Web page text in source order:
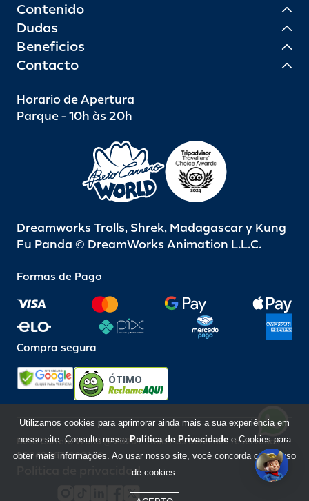
Contenido
Dudas
Beneficios
Contacto
Horario de Apertura
Parque - 10h às 20h
Dreamworks Trolls, Shrek, Madagascar y Kung
Fu Panda © DreamWorks Animation L.L.C.
Formas de Pago
Compra segura
ÓTIMO
Beto Carrero World @ 2026 / Todos los derechos reservados
85.248.987/0001-10
Política de privacidad
Utilizamos cookies para aprimorar ainda mais a sua experiência em
nosso site. Consulte nossa Política de Privacidade e Cookies para
obter mais informações. Ao usar nosso site, você concorda com o uso
de cookies.